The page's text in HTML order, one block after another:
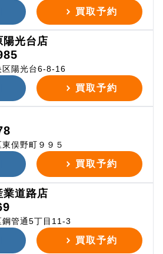
買取予約
陽光台店
区陽光台6-8-16
買取予約
俣野町９９５
買取予約
業道路店
鋼管通5丁目11-3
買取予約